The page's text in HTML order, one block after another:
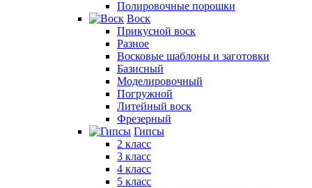
Полировочные порошки
Воск
Прикусной воск
Разное
Восковые шаблоны и заготовки
Базисный
Моделировочный
Погружной
Литейный воск
Фрезерный
Гипсы
2 класс
3 класс
4 класс
5 класс